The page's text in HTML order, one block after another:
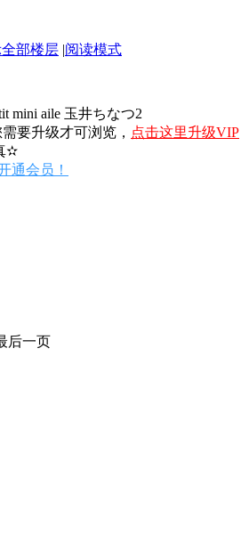
全部楼层 |阅读模式
mini aile 玉井ちなつ2
要升级才可浏览， 点击这里升级VIP
✫
通会员！
后一页